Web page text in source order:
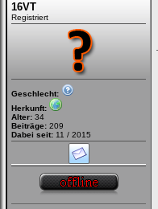
16VT
Registriert
Geschlecht:
Herkunft:
Alter: 34
Beiträge: 209
Dabei seit: 11 / 2015